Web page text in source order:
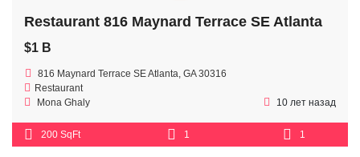
Restaurant 816 Maynard Terrace SE Atlanta
$1 B
816 Maynard Terrace SE Atlanta, GA 30316
Restaurant
Mona Ghaly
10 лет назад
200 SqFt 1 1